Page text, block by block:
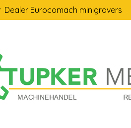
Dealer Eurocomach minigravers